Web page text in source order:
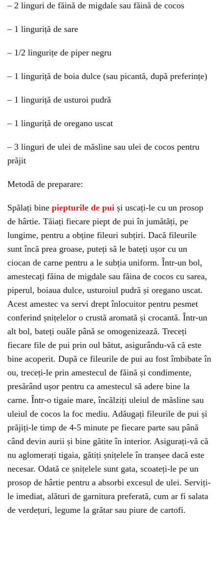
– 2 linguri de făină de migdale sau făină de cocos
– 1 linguriță de sare
– 1/2 lingurițe de piper negru
– 1 linguriță de boia dulce (sau picantă, după preferințe)
– 1 linguriță de usturoi pudră
– 1 linguriță de oregano uscat
– 3 linguri de ulei de măsline sau ulei de cocos pentru
prăjit
Metodă de preparare:
Spălați bine piepturile de pui și uscați-le cu un prosop
de hârtie. Tăiați fiecare piept de pui în jumătăți, pe
lungime, pentru a obține fileuri subțiri. Dacă fileurile
sunt încă prea groase, puteți să le bateți ușor cu un
ciocan de carne pentru a le subția uniform. Într-un bol,
amestecați făina de migdale sau făina de cocos cu sarea,
piperul, boiaua dulce, usturoiul pudră și oregano uscat.
Acest amestec va servi drept înlocuitor pentru pesmet
conferind șnițelelor o crustă aromată și crocantă. Într-un
alt bol, bateți ouăle până se omogenizează. Treceți
fiecare file de pui prin oul bătut, asigurându-vă că este
bine acoperit. După ce fileurile de pui au fost îmbibate în
ou, treceți-le prin amestecul de făină și condimente,
presărând ușor pentru ca amestecul să adere bine la
carne. Într-o tigaie mare, încălziți uleiul de măsline sau
uleiul de cocos la foc mediu. Adăugați fileurile de pui și
prăjiți-le timp de 4-5 minute pe fiecare parte sau până
când devin aurii și bine gătite în interior. Asigurați-vă că
nu aglomerați tigaia, gătiți șnițelele în tranșee dacă este
necesar. Odată ce șnițelele sunt gata, scoateți-le pe un
prosop de hârtie pentru a absorbi excesul de ulei. Serviți-
le imediat, alături de garnitura preferată, cum ar fi salata
de verdețuri, legume la grătar sau piure de cartofi.